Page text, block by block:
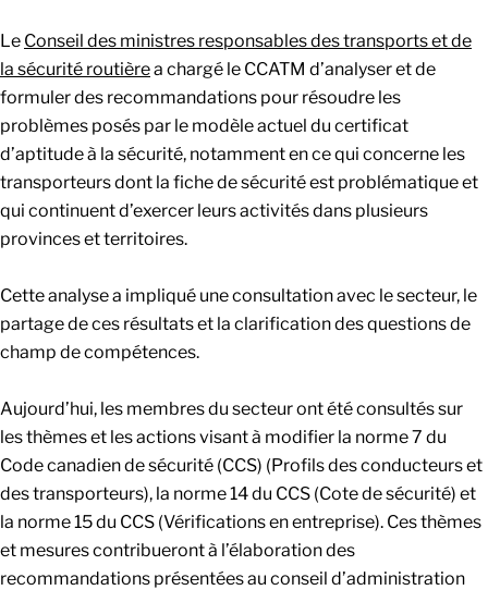
Le Conseil des ministres responsables des transports et de
la sécurité routièrea chargé le CCATM d’analyser et de
formuler des recommandations pour résoudre les
problèmes posés par le modèle actuel du certificat
d’aptitude à la sécurité, notamment en ce qui concerne les
transporteurs dont la fiche de sécurité est problématique et
qui continuent d’exercer leurs activités dans plusieurs
provinces et territoires.
Cette analyse a impliqué une consultation avec le secteur, le
partage de ces résultats et la clarification des questions de
champ de compétences.
Aujourd’hui, les membres du secteur ont été consultés sur
les thèmes et les actions visant à modifier la norme 7 du
Code canadien de sécurité (CCS) (Profils des conducteurs et
des transporteurs), la norme 14 du CCS (Cote de sécurité) et
la norme 15 du CCS (Vérifications en entreprise). Ces thèmes
et mesures contribueront à l’élaboration des
recommandations présentées au conseil d’administration